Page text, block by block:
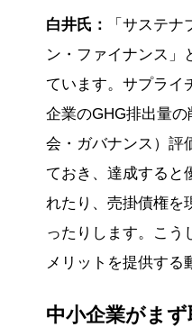
白井氏：
「サステ
ン・ファイナンス」
ています。サプライ
企業のGHG排出量
会・ガバナンス）評
ておき、達成すると
れたり、売掛債権を
ったりします。こう
メリットを提供する
中小企業がま